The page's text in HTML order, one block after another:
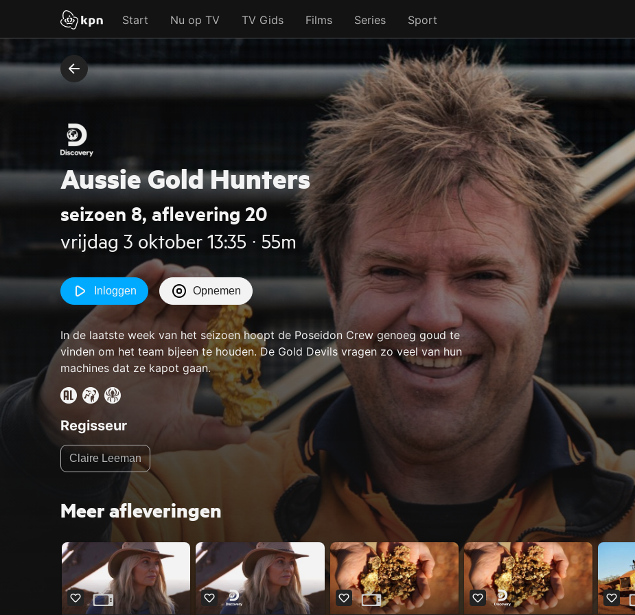
Start Nu op TV TV Gids Films Series Sport
Aussie Gold Hunters
seizoen 8, aflevering 20
vrijdag 3 oktober 13:35 ‧ 55m
Inloggen Opnemen
In de laatste week van het seizoen hoopt de Poseidon Crew genoeg goud te
vinden om het team bijeen te houden. De Gold Devils vragen zo veel van hun
machines dat ze kapot gaan.
Regisseur
Claire Leeman
Meer afleveringen